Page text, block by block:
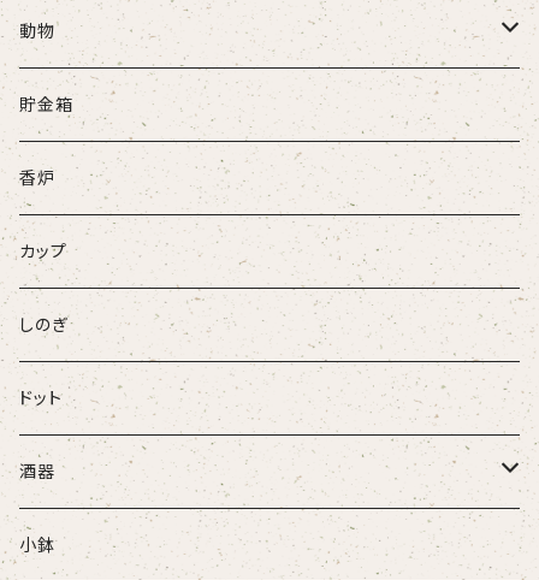
動物
牛
ネコ
ウサギ
パンダ
貯金箱
香炉
カップ
しのぎ
ドット
酒器
ぐい吞
小鉢